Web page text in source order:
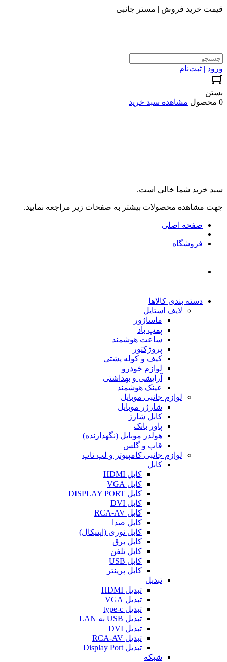
قیمت خرید فروش | مستر جانبی
ورود | ثبت‌نام
بستن
0 محصول
مشاهده سبد خرید
سبد خرید شما خالی است.
جهت مشاهده محصولات بیشتر به صفحات زیر مراجعه نمایید.
صفحه اصلی
فروشگاه
دسته بندی کالاها
لایف استایل
ماساژور
پمپ باد
ساعت هوشمند
پروژکتور
کیف و کوله پشتی
لوازم خودرو
آرایشی و بهداشتی
عینک هوشمند
لوازم جانبی موبایل
شارژر موبایل
کابل شارژ
پاور بانک
هولدر موبایل (نگهدارنده)
قاب و گلس
لوازم جانبی کامپیوتر و لپ تاپ
کابل
کابل HDMI
کابل VGA
کابل DISPLAY PORT
کابل DVI
کابل RCA-AV
کابل صدا
کابل نوری (اپتیکال)
کابل برق
کابل تلفن
کابل USB
کابل پرینتر
تبدیل
تبدیل HDMI
تبدیل VGA
تبدیل type-c
تبدیل USB به LAN
تبدیل DVI
تبدیل RCA-AV
تبدیل Display Port
شبکه